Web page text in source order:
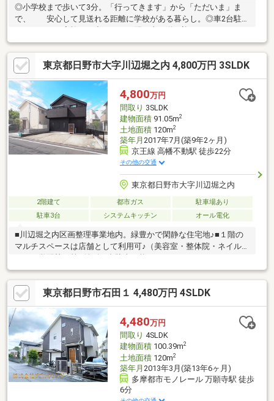
◎小学校まで歩いて3分。「行ってきます」から「ただいま」ま
で、 安心して見送れる距離に学校がある暮らし。◎車2台駐車
スペースの心配はいりません。◎土地50坪超・建物約40坪のゆと
りある住まい。 家族が増えても、荷物が増えても、この家に
は余白があります。◎眺望良好の高台に建つ4LDK。 毎朝、気
持ちのいい景色の中でお子さまを送り出せる、そんな暮らしが始
まります。
東京都日野市大字川辺堀之内 4,800万円 3SLDK
4,800万円
間取り 3SLDK
建物面積91.05m2
土地面積120m2
築年月 2017年7月(築9年2ヶ月)
京王線 高幡不動駅 徒歩22分
その他の交通
東京都日野市大字川辺堀之内
2階建て 都市ガス
駐車場あり
駐車3台
システムキッチン オール電化
■川辺堀之内区画整理事業地内。緑豊かで閑静な住宅地♪■１階の
マルチスペースは店舗として利用可♪（美容室・整体院・ネイルサ
(車種による）■浅川遊歩道、駒形公園、ドックラン（ひのわんパ
ーク）が近くペットのお散歩コースに最適♪
東京都日野市石田１ 4,480万円 4SLDK
4,480万円
間取り 4SLDK
建物面積100.39m2
土地面積120m2
築年月 2013年3月(築13年6ヶ月)
多摩都市モノレール 万願寺駅 徒歩
6分